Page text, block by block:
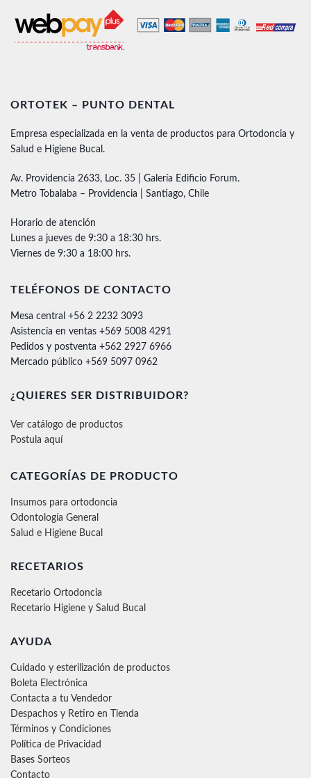
ORTOTEK – PUNTO DENTAL
Empresa especializada en la venta de productos para Ortodoncia y
Salud e Higiene Bucal.
Av. Providencia 2633, Loc. 35 | Galería Edificio Forum.
Metro Tobalaba – Providencia | Santiago, Chile
Horario de atención
Lunes a jueves de 9:30 a 18:30 hrs.
Viernes de 9:30 a 18:00 hrs.
TELÉFONOS DE CONTACTO
Mesa central +56 2 2232 3093
Asistencia en ventas +569 5008 4291
Pedidos y postventa +562 2927 6966
Mercado público +569 5097 0962
¿QUIERES SER DISTRIBUIDOR?
Ver catálogo de productos
Postula aquí
CATEGORÍAS DE PRODUCTO
Insumos para ortodoncia
Odontología General
Salud e Higiene Bucal
RECETARIOS
Recetario Ortodoncia
Recetario Higiene y Salud Bucal
AYUDA
Cuidado y esterilización de productos
Boleta Electrónica
Contacta a tu Vendedor
Despachos y Retiro en Tienda
Términos y Condiciones
Política de Privacidad
Bases Sorteos
Contacto